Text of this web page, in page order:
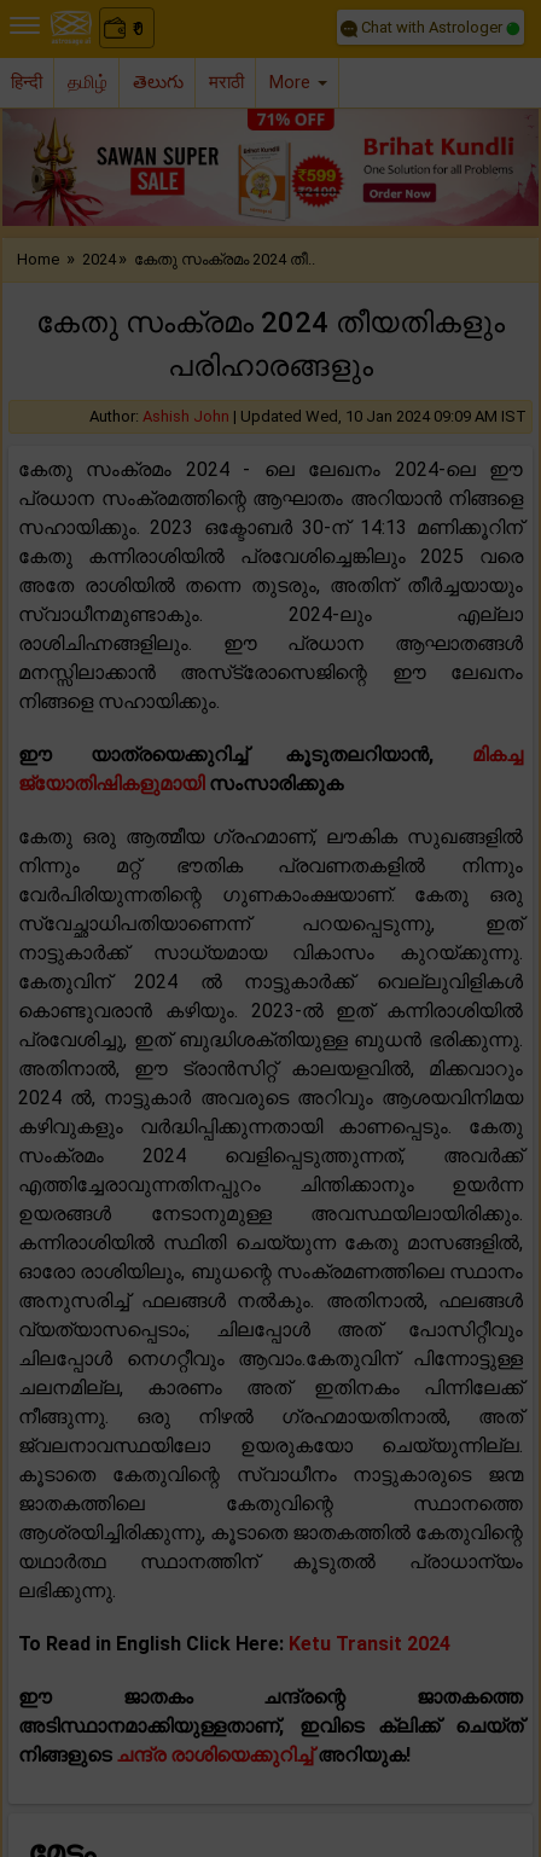
₹
0 Chat with Astrologer
हिन्दी தமிழ் తెలుగు मराठी More
Previous
Home » 2024 » കേതു സംക്രമം 2024 തീ..
കേതു സംക്രമം 2024 തീയതികളും
പരിഹാരങ്ങളും
Author: Ashish John | Updated Wed, 10 Jan 2024 09:09 AM IST
കേതു സംക്രമം 2024 - ലെ ലേഖനം 2024-ലെ ഈ
പ്രധാന സംക്രമത്തിന്റെ ആഘാതം അറിയാൻ നിങ്ങളെ
സഹായിക്കും. 2023 ഒക്ടോബർ 30-ന് 14:13 മണിക്കൂറിന്
കേതു കന്നിരാശിയിൽ പ്രവേശിച്ചെങ്കിലും 2025 വരെ
അതേ രാശിയിൽ തന്നെ തുടരും, അതിന് തീർച്ചയായും
സ്വാധീനമുണ്ടാകും. 2024-ലും എല്ലാ
രാശിചിഹ്നങ്ങളിലും. ഈ പ്രധാന ആഘാതങ്ങൾ
മനസ്സിലാക്കാൻ അസ്‌ട്രോസെജിന്റെ ഈ ലേഖനം
നിങ്ങളെ സഹായിക്കും.
ഈ യാത്രയെക്കുറിച്ച് കൂടുതലറിയാൻ, മികച്ച
ജ്യോതിഷികളുമായി സംസാരിക്കുക
കേതു ഒരു ആത്മീയ ഗ്രഹമാണ്, ലൗകിക സുഖങ്ങളിൽ
നിന്നും മറ്റ് ഭൗതിക പ്രവണതകളിൽ നിന്നും
വേർപിരിയുന്നതിന്റെ ഗുണകാംക്ഷയാണ്. കേതു ഒരു
സ്വേച്ഛാധിപതിയാണെന്ന് പറയപ്പെടുന്നു, ഇത്
നാട്ടുകാർക്ക് സാധ്യമായ വികാസം കുറയ്ക്കുന്നു.
കേതുവിന് 2024 ൽ നാട്ടുകാർക്ക് വെല്ലുവിളികൾ
കൊണ്ടുവരാൻ കഴിയും. 2023-ൽ ഇത് കന്നിരാശിയിൽ
പ്രവേശിച്ചു, ഇത് ബുദ്ധിശക്തിയുള്ള ബുധൻ ഭരിക്കുന്നു.
അതിനാൽ, ഈ ട്രാൻസിറ്റ് കാലയളവിൽ, മിക്കവാറും
2024 ൽ, നാട്ടുകാർ അവരുടെ അറിവും ആശയവിനിമയ
കഴിവുകളും വർദ്ധിപ്പിക്കുന്നതായി കാണപ്പെടും. കേതു
സംക്രമം 2024 വെളിപ്പെടുത്തുന്നത്, അവർക്ക്
എത്തിച്ചേരാവുന്നതിനപ്പുറം ചിന്തിക്കാനും ഉയർന്ന
ഉയരങ്ങൾ നേടാനുമുള്ള അവസ്ഥയിലായിരിക്കും.
കന്നിരാശിയിൽ സ്ഥിതി ചെയ്യുന്ന കേതു മാസങ്ങളിൽ,
ഓരോ രാശിയിലും, ബുധന്റെ സംക്രമണത്തിലെ സ്ഥാനം
അനുസരിച്ച് ഫലങ്ങൾ നൽകും. അതിനാൽ, ഫലങ്ങൾ
വ്യത്യാസപ്പെടാം; ചിലപ്പോൾ അത് പോസിറ്റീവും
ചിലപ്പോൾ നെഗറ്റീവും ആവാം.കേതുവിന് പിന്നോട്ടുള്ള
ചലനമില്ല, കാരണം അത് ഇതിനകം പിന്നിലേക്ക്
നീങ്ങുന്നു. ഒരു നിഴൽ ഗ്രഹമായതിനാൽ, അത്
ജ്വലനാവസ്ഥയിലോ ഉയരുകയോ ചെയ്യുന്നില്ല.
കൂടാതെ കേതുവിന്റെ സ്വാധീനം നാട്ടുകാരുടെ ജന്മ
ജാതകത്തിലെ കേതുവിന്റെ സ്ഥാനത്തെ
ആശ്രയിച്ചിരിക്കുന്നു, കൂടാതെ ജാതകത്തിൽ കേതുവിന്റെ
യഥാർത്ഥ സ്ഥാനത്തിന് കൂടുതൽ പ്രാധാന്യം
ലഭിക്കുന്നു.
To Read in English Click Here: Ketu Transit 2024
ഈ ജാതകം ചന്ദ്രന്റെ ജാതകത്തെ
അടിസ്ഥാനമാക്കിയുള്ളതാണ്, ഇവിടെ ക്ലിക്ക് ചെയ്ത്
നിങ്ങളുടെ ചന്ദ്ര രാശിയെക്കുറിച്ച്അറിയുക!